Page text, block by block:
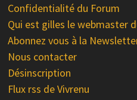
Confidentialité du Forum
Qui est gilles le webmaster
Abonnez vous à la
Nous contacter
Désinscription
Flux rss de Vivrenu